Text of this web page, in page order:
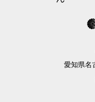
愛知県名